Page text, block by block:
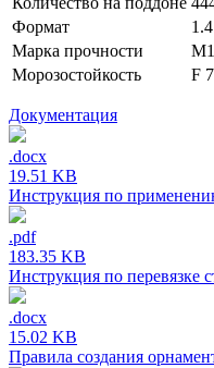
Формат
Марка прочности
Морозостойкость
F
Документация
.docx
19.51 KB
Инструкция по
.pdf
183.35 KB
Инструкция по перевязке
.docx
15.02 KB
Правила создания